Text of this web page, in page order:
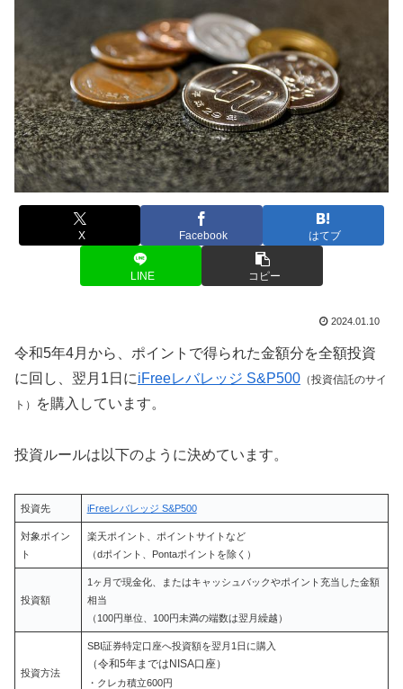
X Facebook はてブ
LINE コピー
2024.01.10
令和5年4月から、ポイントで得られた金額分を全額投資
に回し、翌月1日にiFreeレバレッジ S&P500 （投資信託のサイ
ト）
を購入しています。
投資ルールは以下のように決めています。
投資先 iFreeレバレッジ S&P500
対象ポイン
ト
楽天ポイント、ポイントサイトなど
（dポイント、Pontaポイントを除く）
投資額
1ヶ月で現金化、またはキャッシュバックやポイント充当した金額
相当
（100円単位、100円未満の端数は翌月繰越）
投資方法
SBI証券特定口座へ投資額を翌月1日に購入
（令和5年まではNISA口座）
・クレカ積立600円